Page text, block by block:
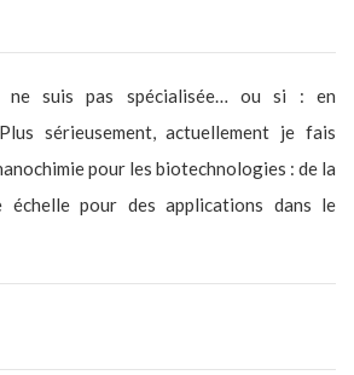
ne suis pas spécialisée… ou si : en
sérieusement, actuellement je fais
pour les biotechnologies : de la
pour des applications dans le